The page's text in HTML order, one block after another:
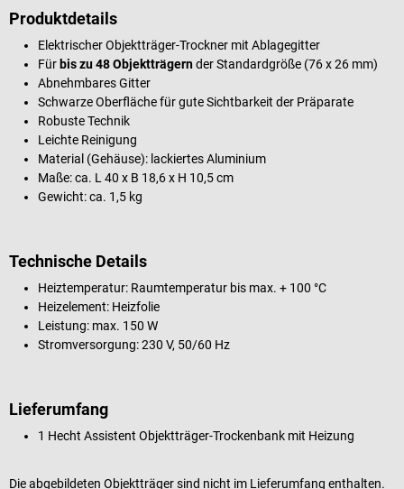
Produktdetails
Elektrischer Objektträger-Trockner mit Ablagegitter
Für bis zu 48 Objektträgernder Standardgröße (76 x 26 mm)
Abnehmbares Gitter
Schwarze Oberfläche für gute Sichtbarkeit der Präparate
Robuste Technik
Leichte Reinigung
Material (Gehäuse): lackiertes Aluminium
Maße: ca. L 40 x B 18,6 x H 10,5 cm
Gewicht: ca. 1,5 kg
Technische Details
Heiztemperatur: Raumtemperatur bis max. + 100 °C
Heizelement: Heizfolie
Leistung: max. 150 W
Stromversorgung: 230 V, 50/60 Hz
Lieferumfang
1 Hecht Assistent Objektträger-Trockenbank mit Heizung
Die abgebildeten Objektträger sind nicht im Lieferumfang enthalten.